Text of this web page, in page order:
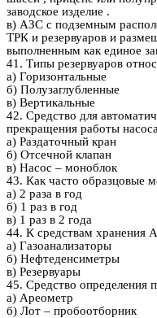
заводское изделие .
в) АЗС с подземным
ТРК и резервуаров и
выполненным как единое
41. Типы резервуаров
а) Горизонтальные
б) Полузаглубленные
в) Вертикальные
42. Средство для
прекращения работы
а) Раздаточный кран
б) Отсечной клапан
в) Насос – моноблок
43. Как часто образцовые
а) 2 раза в год
б) 1 раз в год
в) 1 раз в 2 года
44. К средствам хранения
а) Газоанализаторы
б) Нефтеденсиметры
в) Резервуары
45. Средство определения
а) Ареометр
б) Лот – пробоотборник